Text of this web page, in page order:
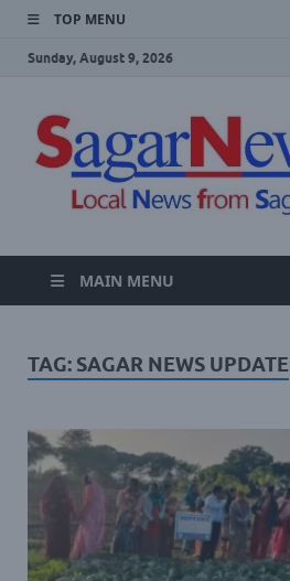
TOP MENU
Sunday, August 9, 2026
MAIN MENU
TAG: SAGAR NEWS UPDATE